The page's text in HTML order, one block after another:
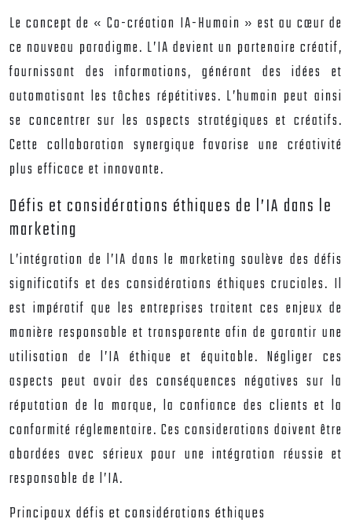
Le concept de « Co-création IA-Humain » est au cœur de
ce nouveau paradigme. L’IA devient un partenaire créatif,
fournissant des informations, générant des idées et
automatisant les tâches répétitives. L’humain peut ainsi
se concentrer sur les aspects stratégiques et créatifs.
Cette collaboration synergique favorise une créativité
plus efficace et innovante.
Défis et considérations éthiques de l’IA dans le
marketing
L’intégration de l’IA dans le marketing soulève des défis
significatifs et des considérations éthiques cruciales. Il
est impératif que les entreprises traitent ces enjeux de
manière responsable et transparente afin de garantir une
utilisation de l’IA éthique et équitable. Négliger ces
aspects peut avoir des conséquences négatives sur la
réputation de la marque, la confiance des clients et la
conformité réglementaire. Ces considerations doivent être
abordées avec sérieux pour une intégration réussie et
responsable de l’IA.
Principaux défis et considérations éthiques